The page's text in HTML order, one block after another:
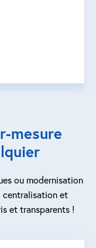
mesure
ou modernisation
et
et transparents !